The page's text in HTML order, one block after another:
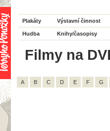
Plakáty Výstavní činnost
Hudba Knihy/časopisy
Filmy na
A B C D E F G